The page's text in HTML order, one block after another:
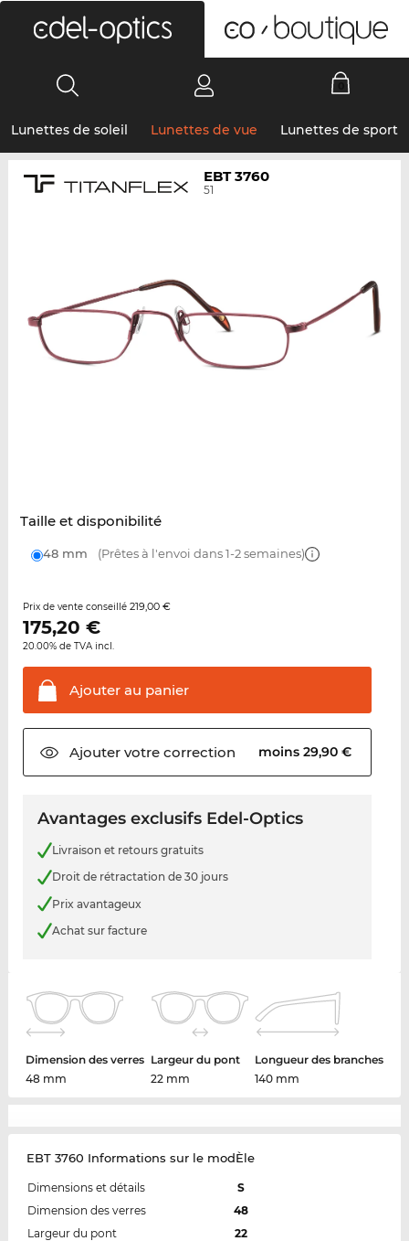
Lunettes de soleil Lunettes de vue Lunettes de sport
EBT 3760
51
Taille et disponibilité
48 mm (Prêtes à l'envoi dans 1-2 semaines)
Prix de vente conseillé 219,00 €
175,20 €
20.00% de TVA incl.
Ajouter au panier
Ajouter votrecorrection moins 29,90 €
Avantages exclusifs Edel-Optics
Livraison et retours gratuits
Droit de rétractation de 30 jours
Prix avantageux
Achat sur facture
Dimension des verres
48 mm
Largeur du pont
22 mm
Longueur des branches
140 mm
EBT 3760 Informations sur le modÈle
Dimensions et détails
S
Dimension des verres
48
Largeur du pont
22